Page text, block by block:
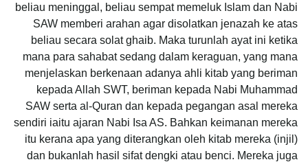
beliau meninggal, beliau sempat memeluk Islam dan Nabi
SAW memberi arahan agar disolatkan jenazah ke atas
beliau secara solat ghaib. Maka turunlah ayat ini ketika
mana para sahabat sedang dalam keraguan, yang mana
menjelaskan berkenaan adanya ahli kitab yang beriman
kepada Allah SWT, beriman kepada Nabi Muhammad
SAW serta al-Quran dan kepada pegangan asal mereka
sendiri iaitu ajaran Nabi Isa AS. Bahkan keimanan mereka
itu kerana apa yang diterangkan oleh kitab mereka (injil)
dan bukanlah hasil sifat dengki atau benci. Mereka juga